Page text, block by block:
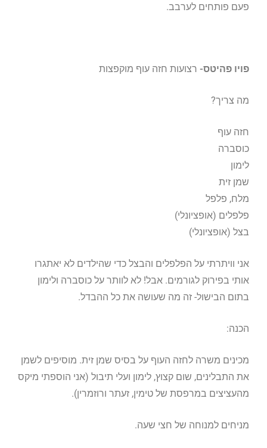
פעם פותחים לערבב.
פויו פהיטס- רצועות חזה עוף מוקפצות
מה צריך?
חזה עוף
כוסברה
לימון
שמן זית
מלח, פלפל
פלפלים (אופציונלי)
בצל (אופציונלי)
אני וויתרתי על הפלפלים והבצל כדי שהילדים לא יאתגרו
אותי בפירוק לגורמים. אבל! לא לוותר על כוסברה ולימון
בתום הבישול- זה מה שעושה את כל ההבדל.
הכנה:
מכינים משרה לחזה העוף על בסיס שמן זית. מוסיפים לשמן
את התבלינים, שום קצוץ, לימון ועלי תיבול (אני הוספתי מיקס
מהעציצים במרפסת של טימין, זעתר ורוזמרין).
מניחים למנוחה של חצי שעה.